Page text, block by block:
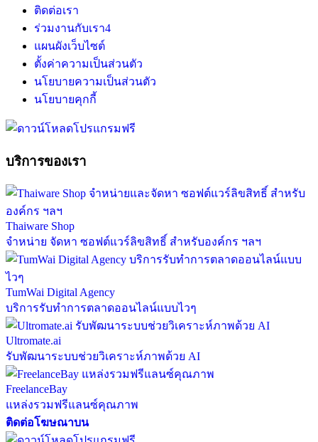
ติดต่อเรา
ร่วมงานกับเรา4
แผนผังเว็บไซต์
ตั้งค่าความเป็นส่วนตัว
นโยบายความเป็นส่วนตัว
นโยบายคุกกี้
บริการของเรา
Thaiware Shop
จำหน่าย จัดหา ซอฟต์แวร์ลิขสิทธิ์ สำหรับองค์กร ฯลฯ
TumWai Digital Agency
บริการรับทำการตลาดออนไลน์แบบไวๆ
Ultromate.ai
รับพัฒนาระบบช่วยวิเคราะห์ภาพด้วย AI
FreelanceBay
แหล่งรวมฟรีแลนซ์คุณภาพ
ติดต่อโฆษณาบน